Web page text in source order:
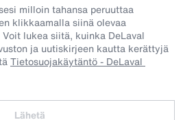
milloin tahansa peruuttaa
klikkaamalla siinä olevaa
lukea siitä, kuinka DeLaval
ja uutiskirjeen kautta kerättyjä
Tietosuojakäytäntö - DeLaval
Lähetä